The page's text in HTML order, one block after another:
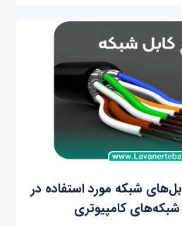
شبکه مورد استفاده در
شبکه‌های کامپیوتری